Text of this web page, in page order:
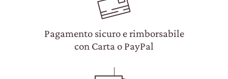
Pagamento sicuro e rimborsabile
con Carta o PayPal